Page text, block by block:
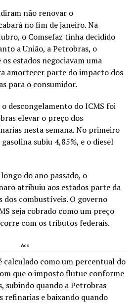
não renovar o
no fim de janeiro. Na
o Comsefaz tinha decidido
a União, a Petrobras, o
estados negociavam uma
amortecer parte do impacto dos
para o consumidor.
o descongelamento do ICMS foi
elevar o preço dos
nesta semana. No primeiro
subiu 4,85%, e o diesel
do ano passado, o
atribuiu aos estados parte da
dos combustíveis. O governo
seja cobrado como um preço
com os tributos federais.
Ads
calculado como um percentual do
que o imposto flutue conforme
subindo quando a Petrobras
refinarias e baixando quando